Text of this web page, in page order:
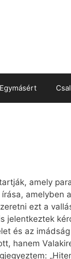
Egymásért
amely
ezt a
és az
hanem